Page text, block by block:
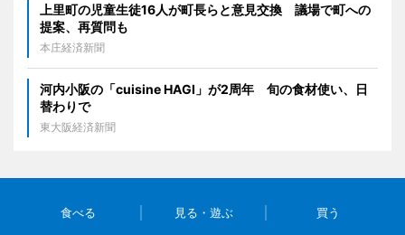
上里町の児童生徒16人が町長らと意見交換 議場で町への
提案、再質問も
本庄経済新聞
河内小阪の「cuisine HAGI」が2周年 旬の食材使い、日
替わりで
東大阪経済新聞
食べる 見る・遊ぶ 買う